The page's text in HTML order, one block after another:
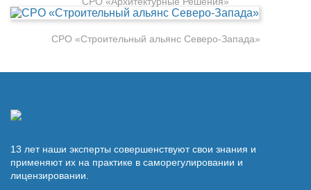
СРО «Строительный альянс Северо-Запада»
13 лет наши эксперты совершенствуют свои знания и
применяют их на практике в саморегулировании и
лицензировании.